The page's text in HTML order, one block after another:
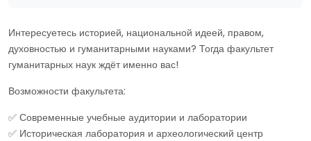
Интересуетесь историей, национальной идеей, правом,
духовностью и гуманитарными науками? Тогда факультет
гуманитарных наук ждёт именно вас!
Возможности факультета:
✅ Современные учебные аудитории и лаборатории
✅ Историческая лаборатория и археологический центр